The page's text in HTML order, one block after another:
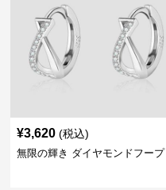
¥3,620 (税込)
無限の輝き ダイヤモンドフープ